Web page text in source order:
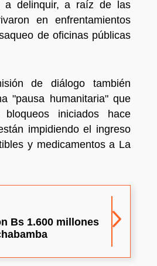
a delinquir, a raíz de las
en enfrentamientos
de oficinas públicas
de diálogo también
"pausa humanitaria" que
iniciados hace
impidiendo el ingreso
y medicamentos a La
Bs 1.600 millones